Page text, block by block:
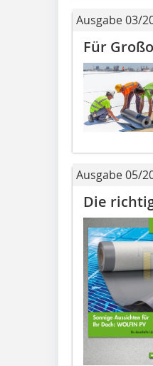
Ausgabe 03/
Für
Ausgabe 05/
Die